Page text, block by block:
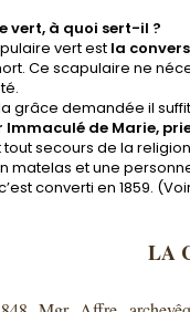
vert, à quoi sert-il ?
vert est la
Ce scapulaire ne
grâce demandée il
de Marie,
secours de la
matelas et une
converti en 1859.
LA